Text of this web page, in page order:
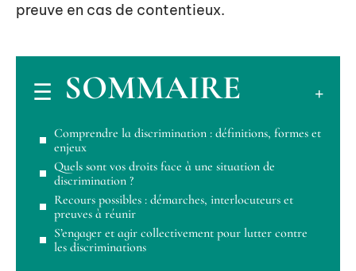
preuve en cas de contentieux.
SOMMAIRE
Comprendre la discrimination : définitions, formes et
enjeux
Quels sont vos droits face à une situation de
discrimination ?
Recours possibles : démarches, interlocuteurs et
preuves à réunir
S’engager et agir collectivement pour lutter contre
les discriminations